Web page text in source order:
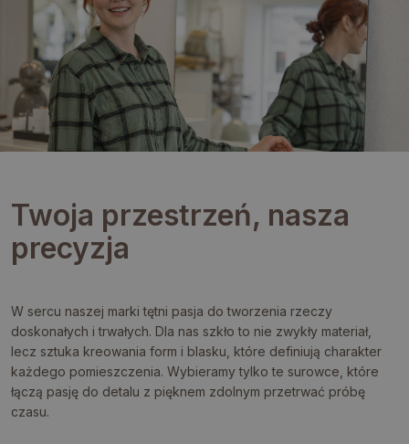
Twoja przestrzeń, nasza
precyzja
W sercu naszej marki tętni pasja do tworzenia rzeczy
doskonałych i trwałych. Dla nas szkło to nie zwykły materiał,
lecz sztuka kreowania form i blasku, które definiują charakter
każdego pomieszczenia. Wybieramy tylko te surowce, które
łączą pasję do detalu z pięknem zdolnym przetrwać próbę
czasu.